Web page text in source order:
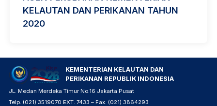
KELAUTAN DAN PERIKANAN TAHUN
2020
KEMENTERIAN KELAUTAN DAN
PERIKANAN REPUBLIK INDONESIA
JL. Medan Merdeka Timur No.16 Jakarta Pusat
Telp. (021) 3519070 EXT. 7433 – Fax. (021) 3864293